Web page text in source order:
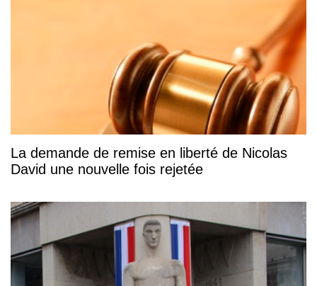
La demande de remise en liberté de Nicolas
David une nouvelle fois rejetée